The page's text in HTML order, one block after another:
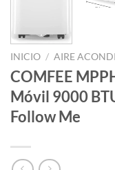
INICIO / AIRE
COMFEE
Móvil 9000
Follow Me